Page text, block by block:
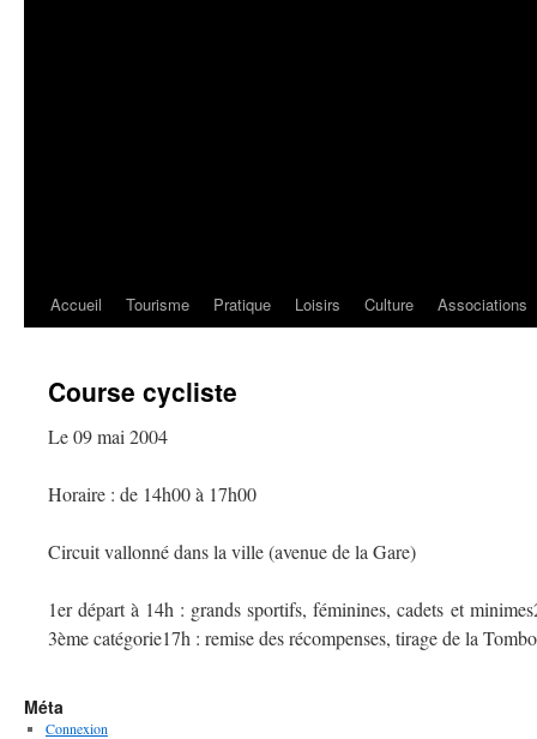
Accueil Tourisme Pratique Loisirs Culture Associations
Course cycliste
Le 09 mai 2004
Horaire : de 14h00 à 17h00
Circuit vallonné dans la ville (avenue de la Gare)
1er départ à 14h : grands sportifs, féminines, cadets et
3ème catégorie17h : remise des récompenses, tirage de la
Méta
Connexion